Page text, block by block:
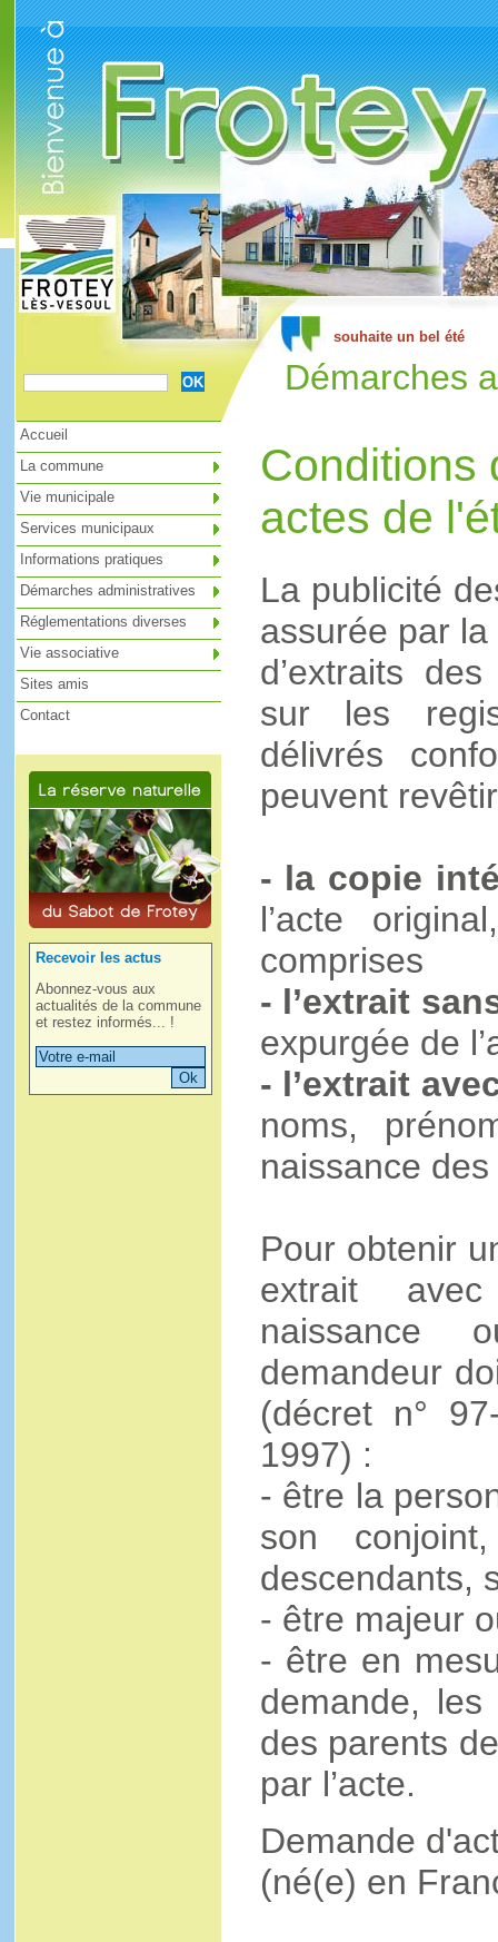
Recevoir les actus
Abonnez-vous aux
actualités de la commune
et restez informés... !
Démarches
Conditions
actes de
La publicité
assurée par
d’extraits
sur les
délivrés
peuvent
- la copie
l’acte
comprises
- l’extrait
expurgée de
- l’extrait
noms,
naissance
Pour obtenir
extrait
naissance
demandeur
(décret n°
1997) :
- être la
son
descendants,
- être majeur
- être en
demande,
des parents
par l’acte.
Demande
(né(e) en
Accueil
La commune
Vie municipale
Services municipaux
Informations pratiques
Démarches administratives
Réglementations diverses
Vie associative
Sites amis
Contact
Cookies management panel